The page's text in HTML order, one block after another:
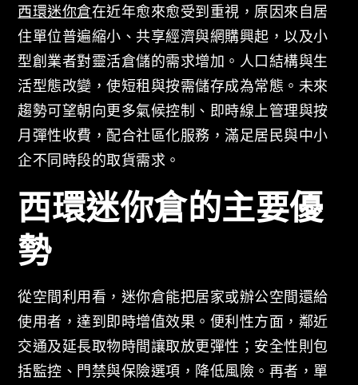
西環迷你倉在近年愈來愈受到重視，原因來自居
住單位普遍縮小、共享經濟與網購興起，以及小
型創業者對靈活倉儲的需求增加。人口結構與生
活型態改變，使短租與按需儲存成為常態。未來
趨勢可望朝向更多氣候控制、即時線上管理與按
月彈性收費，配合社區化服務，滿足居民與中小
企不同時段的取貨需求。
西環迷你倉的主要優
勢
從空間利用看，迷你倉能把居家或辦公空間還給
使用者，達到即時增值效果。便利性方面，鄰近
交通及延長取物時間讓取放更彈性；安全性則包
括監控、門禁與保險選項，降低風險。再者，單